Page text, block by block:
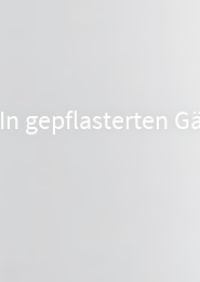
In gepflasterten